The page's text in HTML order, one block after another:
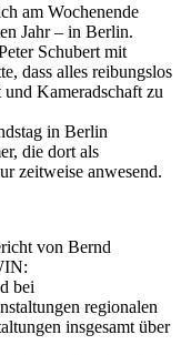
am Wochenende
Jahr – in Berlin.
Schubert mit
dass alles reibungslos
Kameradschaft zu
in Berlin
die dort als
zeitweise anwesend.
von Bernd
bei
regionalen
insgesamt über